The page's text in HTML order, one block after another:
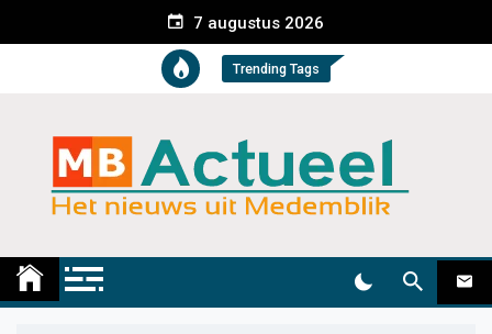
e
t
7 augustus 2026
Trending Tags
Medemblik Actueel